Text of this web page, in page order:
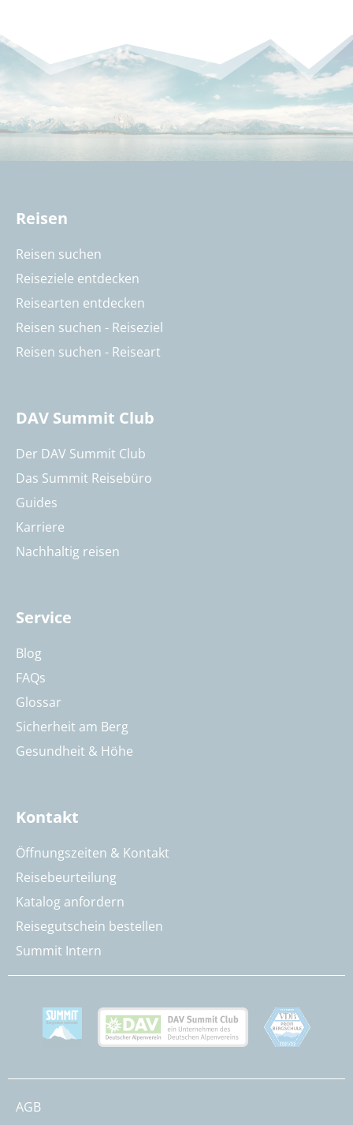
Reisen
Reisen suchen
Reiseziele entdecken
Reisearten entdecken
Reisen suchen - Reiseziel
Reisen suchen - Reiseart
DAV Summit Club
Der DAV Summit Club
Das Summit Reisebüro
Guides
Karriere
Nachhaltig reisen
Service
Blog
FAQs
Glossar
Sicherheit am Berg
Gesundheit & Höhe
Kontakt
Öffnungszeiten & Kontakt
Reisebeurteilung
Katalog anfordern
Reisegutschein bestellen
Summit Intern
AGB